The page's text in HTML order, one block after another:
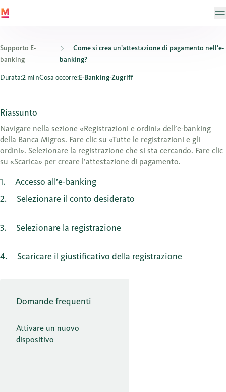
Supporto E-
banking
Come si crea un’attestazione di pagamento nell’e-
banking?
Come si crea un’attestazione di pagamento nell’e-banking?
Durata:2 minCosa occorre:E-Banking-Zugriff
Riassunto
Navigare nella sezione «Registrazioni e ordini» dell’e-banking
della Banca Migros. Fare clic su «Tutte le registrazioni e gli
ordini». Selezionare la registrazione che si sta cercando. Fare clic
su «Scarica» per creare l’attestazione di pagamento.
1
Accesso all’e-banking
2
Selezionare il conto desiderato
3 Selezionare la registrazione
4 Scaricare il giustificativo della registrazione
Domande frequenti
Attivare un nuovo
dispositivo